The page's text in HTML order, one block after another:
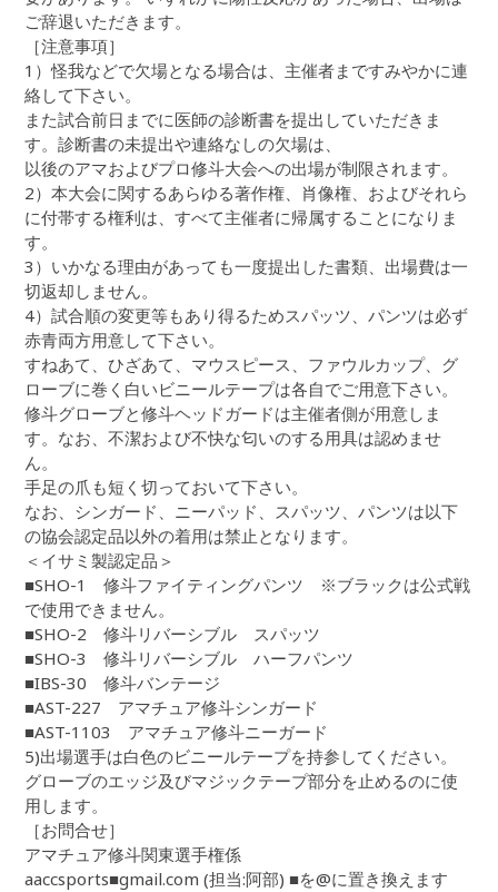
ご辞退いただきます。
［注意事項］
1）怪我などで欠場となる場合は、主催者まですみやかに連
絡して下さい。
また試合前日までに医師の診断書を提出していただきま
す。診断書の未提出や連絡なしの欠場は、
以後のアマおよびプロ修斗大会への出場が制限されます。
2）本大会に関するあらゆる著作権、肖像権、およびそれら
に付帯する権利は、すべて主催者に帰属することになりま
す。
3）いかなる理由があっても一度提出した書類、出場費は一
切返却しません。
4）試合順の変更等もあり得るためスパッツ、パンツは必ず
赤青両方用意して下さい。
すねあて、ひざあて、マウスピース、ファウルカップ、グ
ローブに巻く白いビニールテープは各自でご用意下さい。
修斗グローブと修斗ヘッドガードは主催者側が用意しま
す。なお、不潔および不快な匂いのする用具は認めませ
ん。
手足の爪も短く切っておいて下さい。
なお、シンガード、ニーパッド、スパッツ、パンツは以下
の協会認定品以外の着用は禁止となります。
＜イサミ製認定品＞
■SHO-1 修斗ファイティングパンツ ※ブラックは公式戦
で使用できません。
■SHO-2 修斗リバーシブル スパッツ
■SHO-3 修斗リバーシブル ハーフパンツ
■IBS-30 修斗バンテージ
■AST-227 アマチュア修斗シンガード
■AST-1103 アマチュア修斗ニーガード
5)出場選手は白色のビニールテープを持参してください。
グローブのエッジ及びマジックテープ部分を止めるのに使
用します。
［お問合せ］
アマチュア修斗関東選手権係
aaccsports■gmail.com (担当:阿部) ■を@に置き換えます